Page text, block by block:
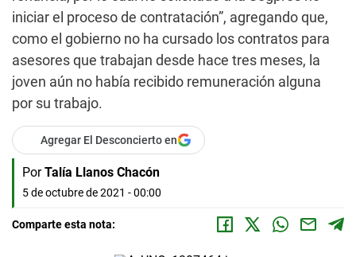
iniciar el proceso de contratación”, agregando que,
como el gobierno no ha cursado los contratos para
asesores que trabajan desde hace tres meses, la
joven aún no había recibido remuneración alguna
por su trabajo.
Agregar El Desconcierto en
Por Talía Llanos Chacón
5 de octubre de 2021 - 00:00
Comparte esta nota: